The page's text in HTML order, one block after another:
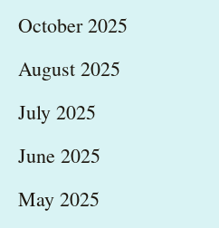
October 2025
August 2025
July 2025
June 2025
May 2025